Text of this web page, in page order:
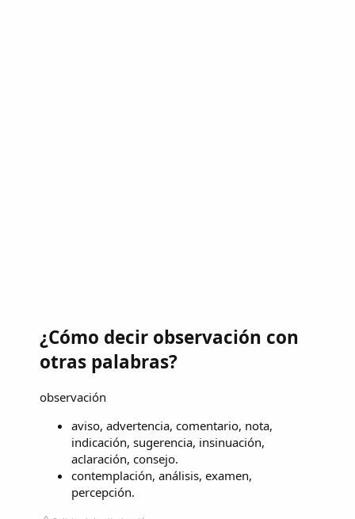
¿Cómo decir observación con
otras palabras?
observación
aviso, advertencia, comentario, nota,
indicación, sugerencia, insinuación,
aclaración, consejo.
contemplación, análisis, examen,
percepción.